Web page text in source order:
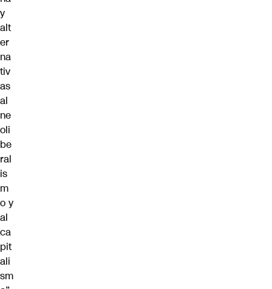
y
alt
er
na
tiv
as
al
ne
oli
be
ral
is
m
o y
al
ca
pit
ali
sm